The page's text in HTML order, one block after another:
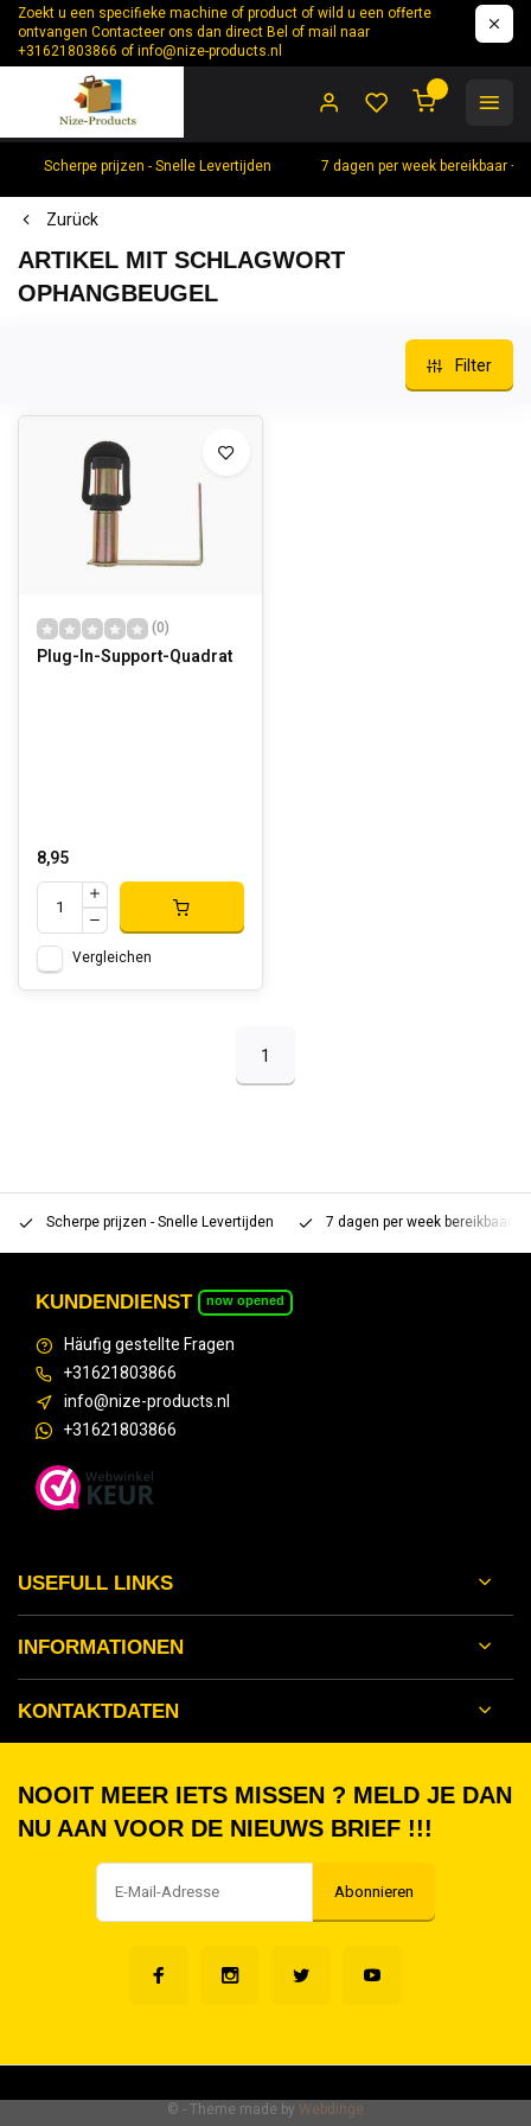
Zoekt u een specifieke machine of product of wild u een offerte
ontvangen Contacteer ons dan direct Bel of mail naar
+31621803866 ofinfo@nize-products.nl
Scherpe prijzen - Snelle Levertijden 7 dagen per week bereikbaar
Zurück
ARTIKEL MIT SCHLAGWORT
OPHANGBEUGEL
Filter
(0)
Plug-In-Support-Quadrat
8,95
Vergleichen
1
Scherpe prijzen - Snelle Levertijden 7 dagen per week bereikbaar
KUNDENDIENST now opened
Häufig gestellte Fragen
+31621803866
info@nize-products.nl
+31621803866
USEFULL LINKS
INFORMATIONEN
KONTAKTDATEN
NOOIT MEER IETS MISSEN ? MELD JE DAN
NU AAN VOOR DE NIEUWS BRIEF !!!
Abonnieren
© - Theme made by Webdinge